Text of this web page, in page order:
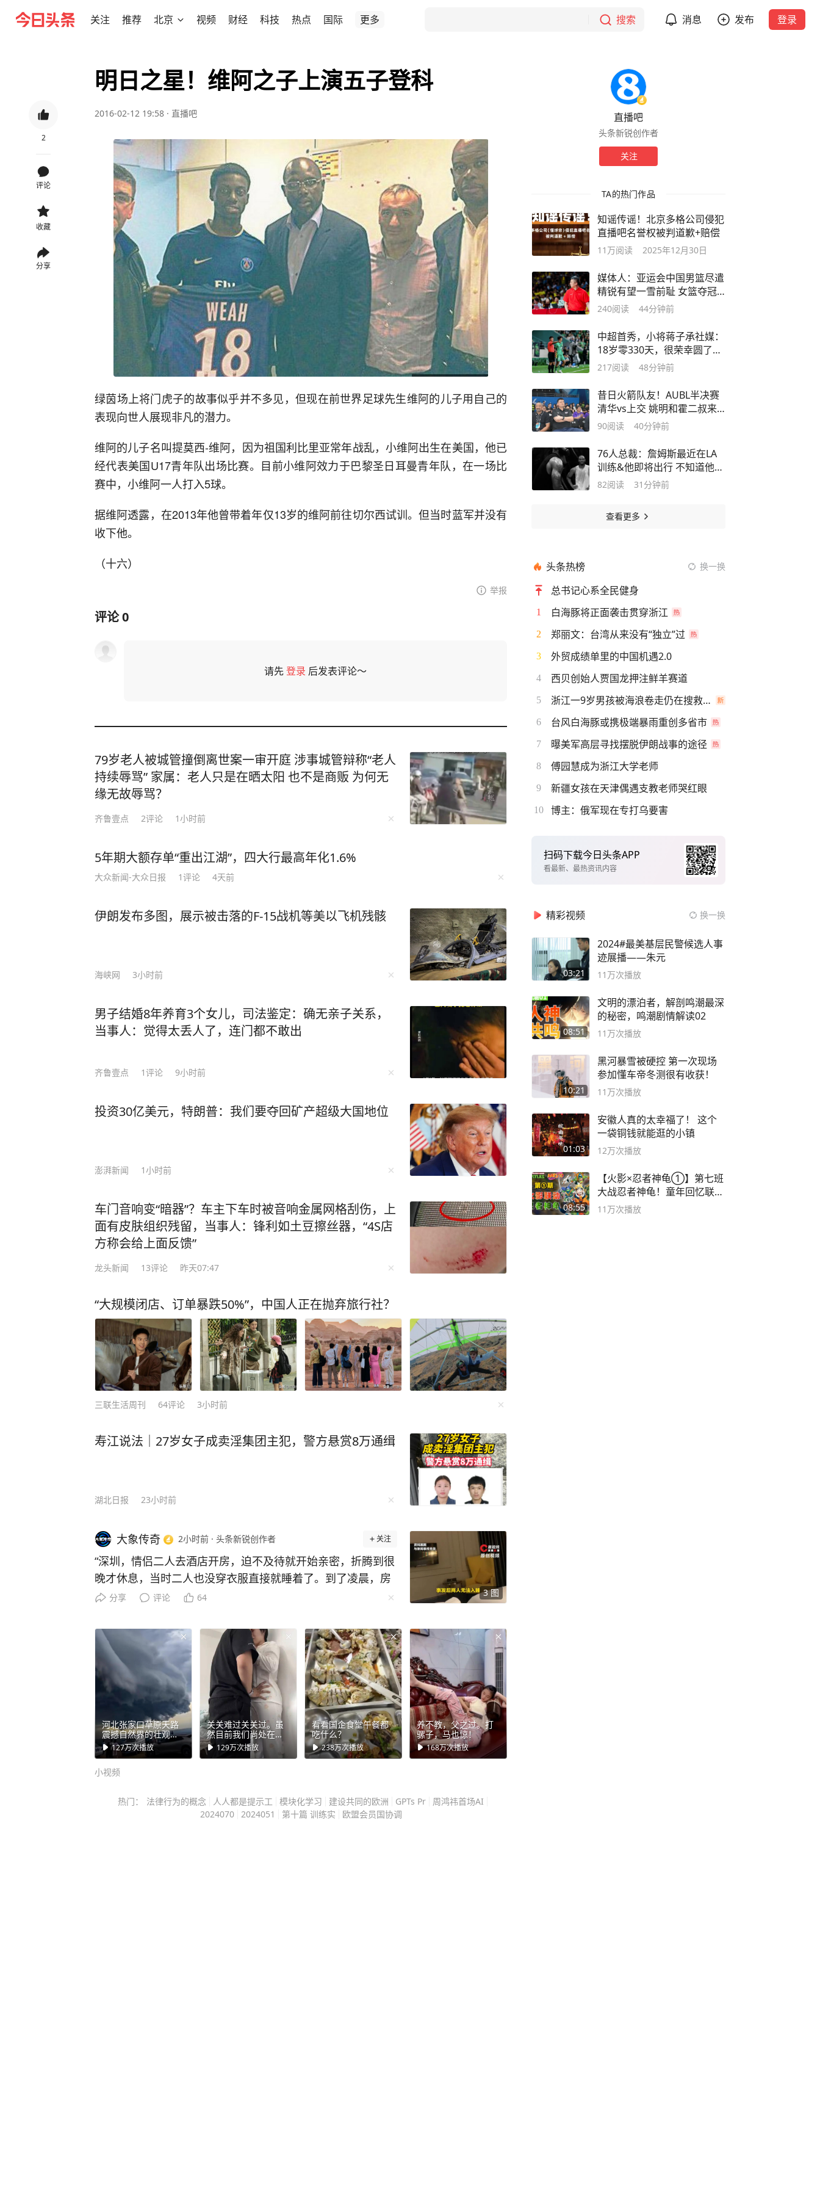
关注 推荐 北京 视频 财经 科技 热点 国际 更多 搜索 消息 发布 登录
2
评论
收藏
分享
明日之星！维阿之子上演五子登科
2016-02-12 19:58 · 直播吧
绿茵场上将门虎子的故事似乎并不多见，但现在前世界足球先生维阿的儿子用自己的
表现向世人展现非凡的潜力。
维阿的儿子名叫提莫西-维阿，因为祖国利比里亚常年战乱，小维阿出生在美国，他已
经代表美国U17青年队出场比赛。目前小维阿效力于巴黎圣日耳曼青年队，在一场比
赛中，小维阿一人打入5球。
据维阿透露，在2013年他曾带着年仅13岁的维阿前往切尔西试训。但当时蓝军并没有
收下他。
（十六）
举报
评论0
请先登录 后发表评论～
79岁老人被城管撞倒离世案一审开庭 涉事城管辩称“老人
持续辱骂” 家属：老人只是在晒太阳 也不是商贩 为何无
缘无故辱骂？
齐鲁壹点 2评论 1小时前
5年期大额存单“重出江湖”，四大行最高年化1.6%
大众新闻-大众日报 1评论 4天前
伊朗发布多图，展示被击落的F-15战机等美以飞机残骸
海峡网 3小时前
男子结婚8年养育3个女儿，司法鉴定：确无亲子关系，
当事人：觉得太丢人了，连门都不敢出
齐鲁壹点 1评论 9小时前
投资30亿美元，特朗普：我们要夺回矿产超级大国地位
澎湃新闻 1小时前
车门音响变“暗器”？车主下车时被音响金属网格刮伤，上
面有皮肤组织残留，当事人：锋利如土豆擦丝器，“4S店
方称会给上面反馈”
龙头新闻 13评论 昨天07:47
“大规模闭店、订单暴跌50%”，中国人正在抛弃旅行社？
三联生活周刊 64评论 3小时前
寿江说法｜27岁女子成卖淫集团主犯，警方悬赏8万通缉
湖北日报 23小时前
3 图
大象传奇 2小时前 · 头条新锐创作者 关注
“深圳，情侣二人去酒店开房，迫不及待就开始亲密，折腾到很
晚才休息，当时二人也没穿衣服直接就睡着了。到了凌晨，房
门突然被刷开了，有个陌生男人直接闯进来，打开了屋内的
始哇哇哭，男友哄了三个小时才算入睡，之后找酒店协调处
理，酒店却一直不肯主动介入处理。” 一间房为什么会有两张
能开门的房卡？ 外出游玩最治愈的瞬间，莫过于结束一天的喧
闹，和心爱的人躲进专属的小房间，不用应付外界的琐碎，不
用迁就任何人，安安稳稳享受只属于彼此的静谧时光。 原本这
本该是一场温柔又甜蜜的出行，谁也想不到，好好的浪漫旅
途，会因为酒店的离谱失误，变成一场让人后怕、憋屈又糟心
的深夜噩梦。 所有人住酒店都会默认，付了房费入住的房间，
就是绝对安全、私密、不会被打扰的，可就是这份所有人都默
店，从来没遇到过这么离谱的事情，也难怪这对情侣事后久久
无法平复情绪，换做任何人经历这种事，都会又害怕又愤怒，
分享 评论 64
河北张家口草原天路
震撼自然界的壮观景
象！127万次播放
关关难过关关过。虽
然目前我们尚处在最
难熬的这段时光，但
是我相信再难的关
129万次播放
看看国企食堂午餐都
吃什么？
238万次播放
养不教，父之过。打
骡子，马也惊！
168万次播放
小视频
热门： 法律行为的概念 人人都是提示工 模块化学习 建设共同的欧洲 GPTs Pr
周鸿祎首场AI
2024070
2024051 第十篇 训练实 欧盟会员国协调
直播吧
头条新锐创作者
关注
TA的热门作品
知谣传谣！北京多格公司侵犯
直播吧名誉权被判道歉+赔偿
11万阅读 2025年12月30日
媒体人：亚运会中国男篮尽遣
精锐有望一雪前耻 女篮夺冠
难度较大
240阅读 44分钟前
中超首秀，小将蒋子承社媒：
18岁零330天，很荣幸圆了从
小的梦想
217阅读 48分钟前
昔日火箭队友！AUBL半决赛
清华vs上交 姚明和霍二叔来
到现场观战
90阅读 40分钟前
76人总裁：詹姆斯最近在LA
训练&他即将出行 不知道他何
时来费城
82阅读 31分钟前
查看更多
头条热榜 换一换
总书记心系全民健身
1 白海豚将正面袭击贯穿浙江
2 郑丽文：台湾从来没有“独立”过
3 外贸成绩单里的中国机遇2.0
4 西贝创始人贾国龙押注鲜羊赛道
5 浙江一9岁男孩被海浪卷走仍在搜救中
6 台风白海豚或携极端暴雨重创多省市
7 曝美军高层寻找摆脱伊朗战事的途径
8 傅园慧成为浙江大学老师
9 新疆女孩在天津偶遇支教老师哭红眼
10 博主：俄军现在专打乌要害
扫码下载今日头条APP
看最新、最热资讯内容
精彩视频 换一换
03:21
2024#最美基层民警候选人事
迹展播——朱元
11万次播放
08:51
文明的漂泊者，解剖鸣潮最深
的秘密，鸣潮剧情解读02
11万次播放
10:21
黑河暴雪被硬控 第一次现场
参加懂车帝冬测很有收获！
11万次播放
01:03
安徽人真的太幸福了！ 这个
一袋铜钱就能逛的小镇
12万次播放
08:55
【火影×忍者神龟①】第七班
大战忍者神龟！童年回忆联动
论武？
11万次播放